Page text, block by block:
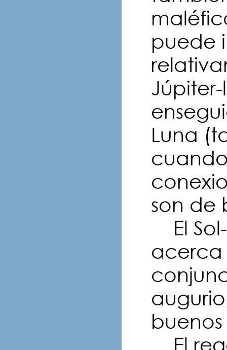
puede
Luna
son de
El
acerca
El